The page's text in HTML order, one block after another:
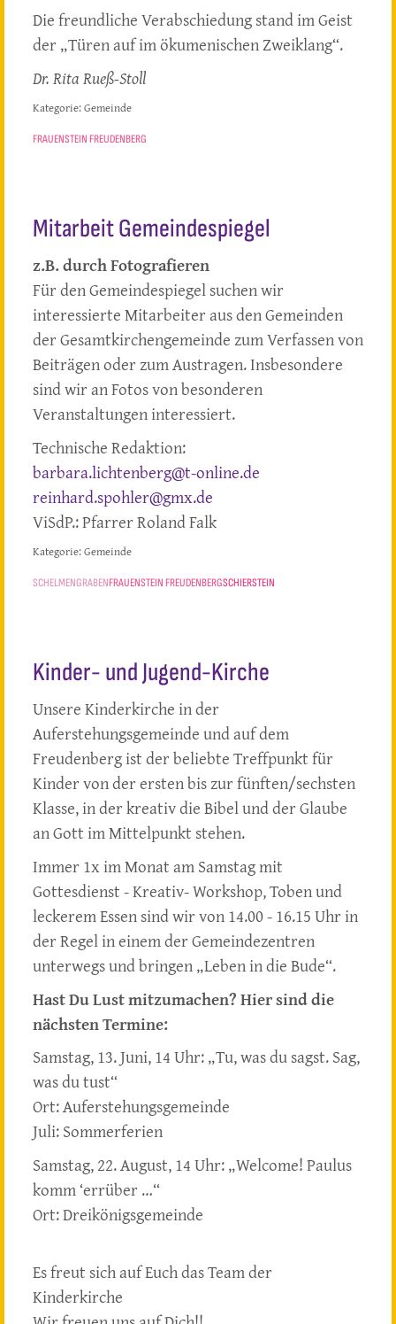
Die freundliche Verabschiedung stand im Geist
der „Türen auf im ökumenischen Zweiklang“.
Dr. Rita Rueß-Stoll
Kategorie:Gemeinde
FRAUENSTEIN FREUDENBERG
Mitarbeit Gemeindespiegel
z.B. durch Fotografieren
Für den Gemeindespiegel suchen wir
interessierte Mitarbeiter aus den Gemeinden
der Gesamtkirchengemeinde zum Verfassen von
Beiträgen oder zum Austragen. Insbesondere
sind wir an Fotos von besonderen
Veranstaltungen interessiert.
Technische Redaktion:
barbara.lichtenberg@t-online.de
reinhard.spohler@gmx.de
ViSdP.: Pfarrer Roland Falk
Kategorie:Gemeinde
SCHELMENGRABENFRAUENSTEIN FREUDENBERGSCHIERSTEIN
Kinder- und Jugend-Kirche
Unsere Kinderkirche in der
Auferstehungsgemeinde und auf dem
Freudenberg ist der beliebte Treffpunkt für
Kinder von der ersten bis zur fünften/sechsten
Klasse, in der kreativ die Bibel und der Glaube
an Gott im Mittelpunkt stehen.
Immer 1x im Monat am Samstag mit
Gottesdienst - Kreativ- Workshop, Toben und
leckerem Essen sind wir von 14.00 - 16.15 Uhr in
der Regel in einem der Gemeindezentren
unterwegs und bringen „Leben in die Bude“.
Hast Du Lust mitzumachen? Hier sind die
nächsten Termine:
Samstag, 13. Juni, 14 Uhr: „Tu, was du sagst. Sag,
was du tust“
Ort: Auferstehungsgemeinde
Juli: Sommerferien
Samstag, 22. August, 14 Uhr: „Welcome! Paulus
komm ‘errüber …“
Ort: Dreikönigsgemeinde
Es freut sich auf Euch das Team der
Kinderkirche